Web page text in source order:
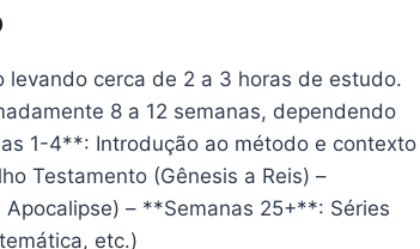
cerca de 2 a 3 horas de estudo.
8 a 12 semanas, dependendo
1-4**: Introdução ao método e contexto
Testamento (Gênesis a Reis) –
– **Semanas 25+**: Séries
etc.)